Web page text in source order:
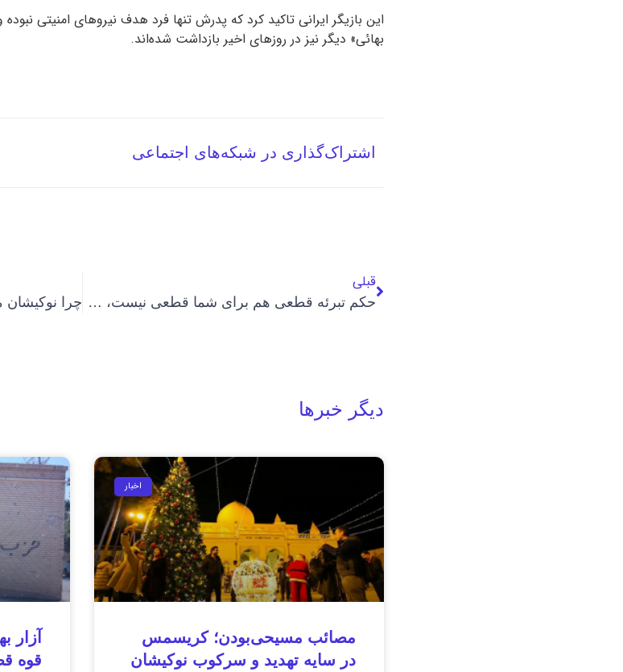
این بازیگر ایرانی تاکید کرد که پدرش تنها فرد هدف نیروهای امنیتی
بهائی» دیگر نیز در روزهای اخیر بازداشت شده‌اند.
اشتراک‌گذاری در شبکه‌های اجتماعی
قبلی
حکم تبرئه قطعی هم برای شما قطعی نیست، چون شما بهایی هستید!
دیگر خبرها
اخبار
مصائب مسیحی‌بودن؛ کریسمس
در سایه تهدید و سرکوب نوکیشان
قوه